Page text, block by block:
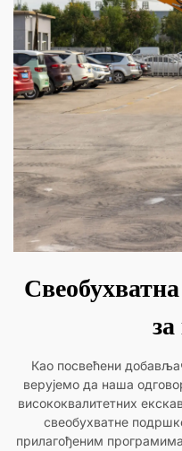
Као посвећени
верујемо да наша
висококвалитетних
свеобухватне
прилагођеним